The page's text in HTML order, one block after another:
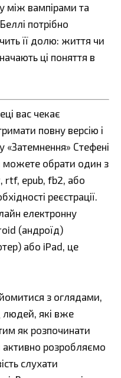
між вампірами та
потрібно
її долю: життя чи
ці поняття в
вас чекає
повну версію і
«Затемнення» Стефені
можете обрати один з
rtf, epub, fb2, або
реєстрації.
електронну
(андроїд)
або iPad, це
з оглядами,
людей, які вже
як розпочинати
активно розробляємо
слухати